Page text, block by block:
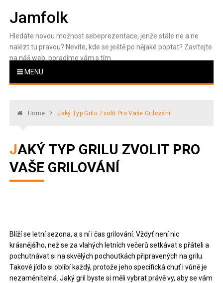
Jamfolk
Hledáte novou možnost sebeprezentace, jenže stále ne a ne
nalézt tu pravou? Nevíte, kde se ještě po nějaké poptat? Zavítejte
na náš web, poradíme vám s tím.
MENU
Home Jaký Typ Grilu Zvolit Pro Vaše Grilování
JAKÝ TYP GRILU ZVOLIT PRO
VAŠE GRILOVÁNÍ
Blíží se letní sezona, a s ní i čas grilování. Vždyť není nic
krásnějšího, než se za vlahých letních večerů setkávat s přáteli a
pochutnávat si na skvělých pochoutkách připravených na grilu.
Takové jídlo si oblíbí každý, protože jeho specifická chuť i vůně je
nezaměnitelná. Jaký gril byste si měli vybrat právě vy, aby se vám